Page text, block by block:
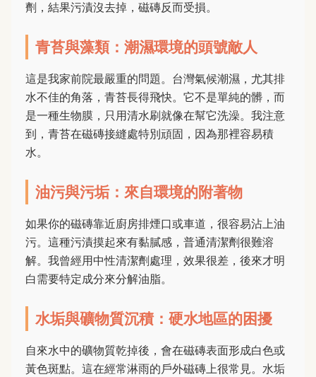
劑，結果污漬沒去掉，磁磚反而受損。
青苔與藻類：潮濕環境的頭號敵人
這是我家前院最嚴重的問題。台灣氣候潮濕，尤其排
水不佳的角落，青苔長得飛快。它不是單純的髒，而
是一種生物膜，只用清水刷就像在幫它洗澡。我注意
到，青苔在磁磚接縫處特別頑固，因為那裡容易積
水。
油污與污垢：來自環境的附著物
如果你的磁磚靠近廚房排煙口或車道，很容易沾上油
污。這種污漬摸起來有黏膩感，普通清潔劑很難溶
解。我曾經用中性清潔劑處理，效果很差，後來才明
白需要特定成分來分解油脂。
水垢與礦物質沉積：硬水地區的困擾
自來水中的礦物質乾掉後，會在磁磚表面形成白色或
黃色斑點。這在經常淋雨的戶外磁磚上很常見。水垢